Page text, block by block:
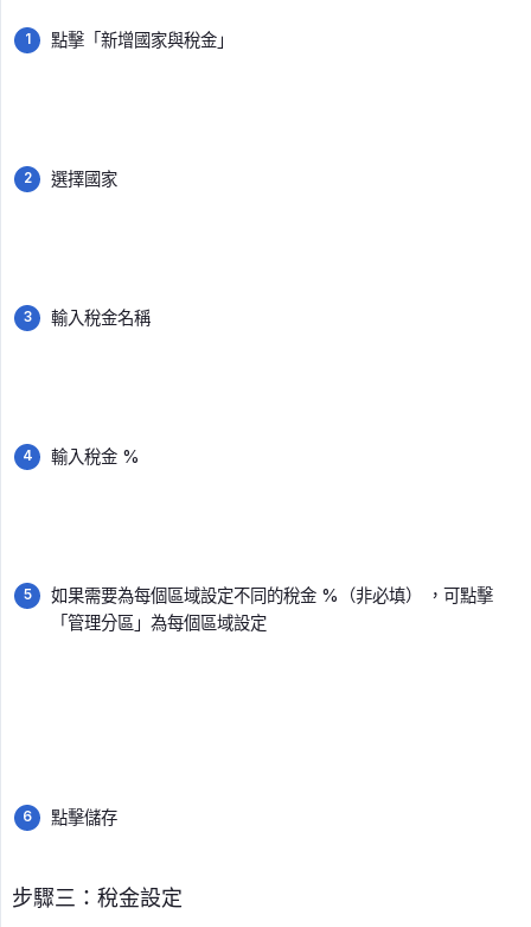
點擊「新增國家與稅金」
選擇國家
輸入稅金名稱
輸入稅金 %
如果需要為每個區域設定不同的稅金 %（非必填） ，可點擊
「管理分區」為每個區域設定
點擊儲存
步驟三：稅金設定